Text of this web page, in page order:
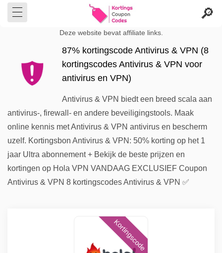
Deze website bevat affiliate links.
87% kortingscode Antivirus & VPN (8
kortingscodes Antivirus & VPN voor
antivirus en VPN)
Antivirus & VPN biedt een breed scala aan
antivirus-, firewall- en andere beveiligingstools. Maak
online kennis met Antivirus & VPN antivirus en bescherm
uzelf. Kortingsbon Antivirus & VPN: 50% korting op het 1
jaar Ultra abonnement + Bekijk de beste prijzen en
kortingen op Hola VPN VANDAAG EXCLUSIEF Coupon
Antivirus & VPN 8 kortingscodes Antivirus & VPN ✅
Kortingscode